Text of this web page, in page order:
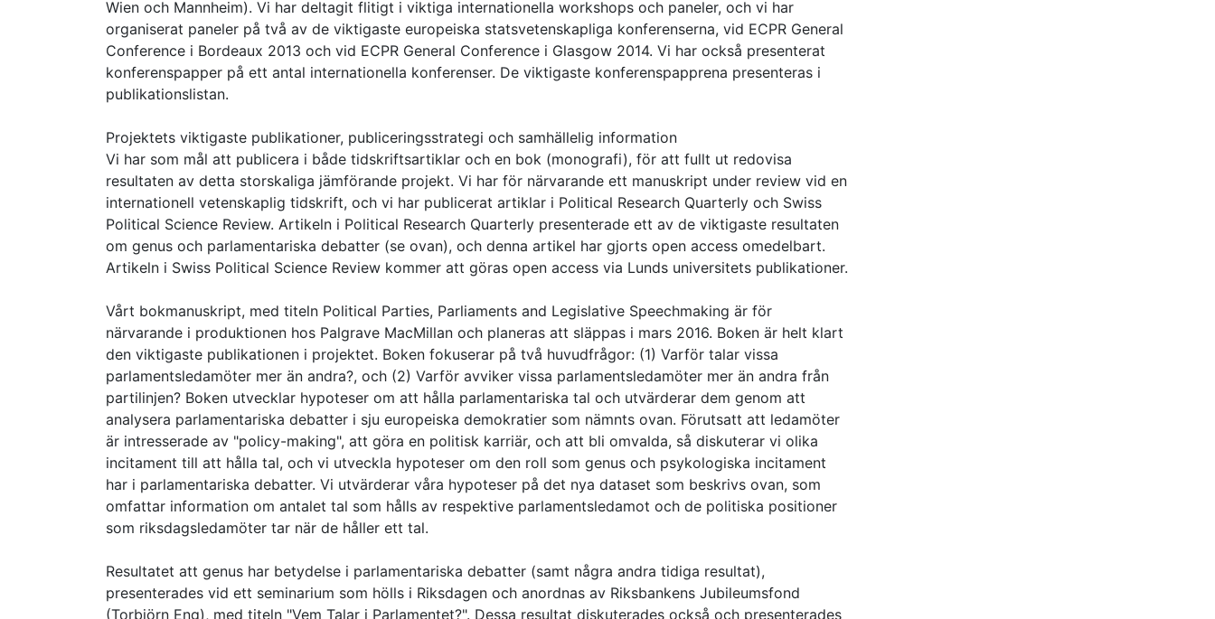
Wien och Mannheim). Vi har deltagit flitigt i viktiga internationella workshops och paneler, och vi har
organiserat paneler på två av de viktigaste europeiska statsvetenskapliga konferenserna, vid ECPR General
Conference i Bordeaux 2013 och vid ECPR General Conference i Glasgow 2014. Vi har också presenterat
konferenspapper på ett antal internationella konferenser. De viktigaste konferenspapprena presenteras i
publikationslistan.
Projektets viktigaste publikationer, publiceringsstrategi och samhällelig information
Vi har som mål att publicera i både tidskriftsartiklar och en bok (monografi), för att fullt ut redovisa
resultaten av detta storskaliga jämförande projekt. Vi har för närvarande ett manuskript under review vid en
internationell vetenskaplig tidskrift, och vi har publicerat artiklar i Political Research Quarterly och Swiss
Political Science Review. Artikeln i Political Research Quarterly presenterade ett av de viktigaste resultaten
om genus och parlamentariska debatter (se ovan), och denna artikel har gjorts open access omedelbart.
Artikeln i Swiss Political Science Review kommer att göras open access via Lunds universitets publikationer.
Vårt bokmanuskript, med titeln Political Parties, Parliaments and Legislative Speechmaking är för
närvarande i produktionen hos Palgrave MacMillan och planeras att släppas i mars 2016. Boken är helt klart
den viktigaste publikationen i projektet. Boken fokuserar på två huvudfrågor: (1) Varför talar vissa
parlamentsledamöter mer än andra?, och (2) Varför avviker vissa parlamentsledamöter mer än andra från
partilinjen? Boken utvecklar hypoteser om att hålla parlamentariska tal och utvärderar dem genom att
analysera parlamentariska debatter i sju europeiska demokratier som nämnts ovan. Förutsatt att ledamöter
är intresserade av "policy-making", att göra en politisk karriär, och att bli omvalda, så diskuterar vi olika
incitament till att hålla tal, och vi utveckla hypoteser om den roll som genus och psykologiska incitament
har i parlamentariska debatter. Vi utvärderar våra hypoteser på det nya dataset som beskrivs ovan, som
omfattar information om antalet tal som hålls av respektive parlamentsledamot och de politiska positioner
som riksdagsledamöter tar när de håller ett tal.
Resultatet att genus har betydelse i parlamentariska debatter (samt några andra tidiga resultat),
presenterades vid ett seminarium som hölls i Riksdagen och anordnas av Riksbankens Jubileumsfond
(Torbjörn Eng), med titeln "Vem Talar i Parlamentet?". Dessa resultat diskuterades också och presenterades